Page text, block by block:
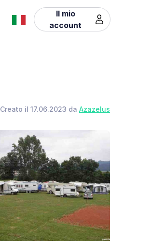
Il mio
account
Creato il 17.06.2023 da Azazelus